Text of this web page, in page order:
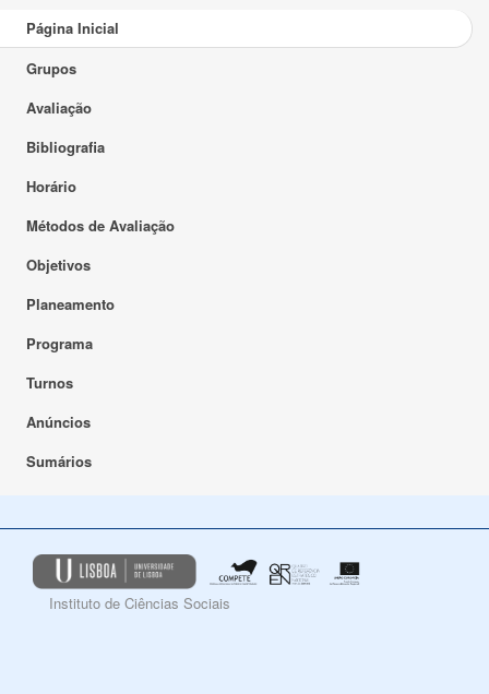
Página Inicial
Grupos
Avaliação
Bibliografia
Horário
Métodos de Avaliação
Objetivos
Planeamento
Programa
Turnos
Anúncios
Sumários
Instituto de Ciências Sociais